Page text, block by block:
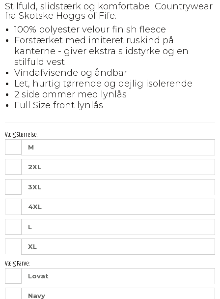
Stilfuld, slidstærk og komfortabel Countrywear
fra Skotske Hoggs of Fife.
100% polyester velour finish fleece
Forstærket med imiteret ruskind på
kanterne - giver ekstra slidstyrke og en
stilfuld vest
Vindafvisende og åndbar
Let, hurtig tørrende og dejlig isolerende
2 sidelommer med lynlås
Full Size front lynlås
Vælg Størrelse:
M
2XL
3XL
4XL
L
XL
Vælg Farve:
Lovat
Navy